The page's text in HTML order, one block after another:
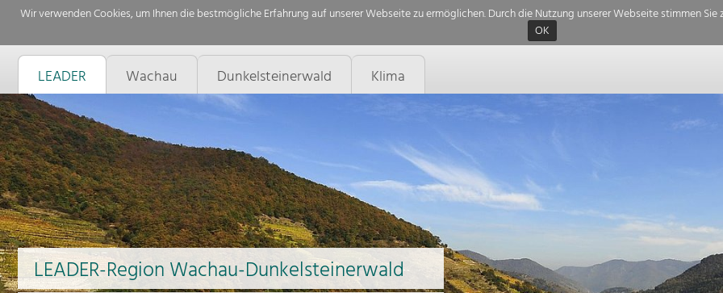
Wir verwenden Cookies, um Ihnen die bestmögliche Erfahrung auf unserer Webseite zu ermöglichen. Durch die Nutzung unserer Webseite stimmen
OK
LEADER Wachau Dunkelsteinerwald Klima
LEADER-Region Wachau-Dunkelsteinerwald